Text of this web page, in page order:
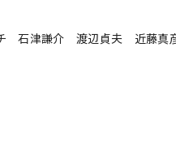
石津謙介 渡辺貞夫 近藤真